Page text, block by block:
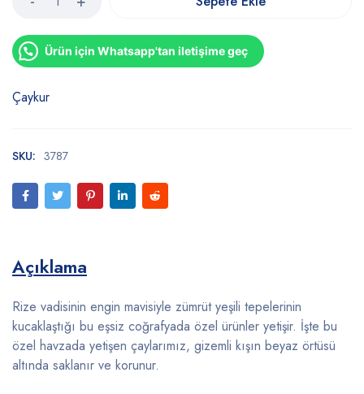
Ürün için Whatsapp'tan iletişime geç
Çaykur
SKU: 3787
Açıklama
Rize vadisinin engin mavisiyle zümrüt yeşili tepelerinin
kucaklaştığı bu eşsiz coğrafyada özel ürünler yetişir. İşte bu
özel havzada yetişen çaylarımız, gizemli kışın beyaz örtüsü
altında saklanır ve korunur.